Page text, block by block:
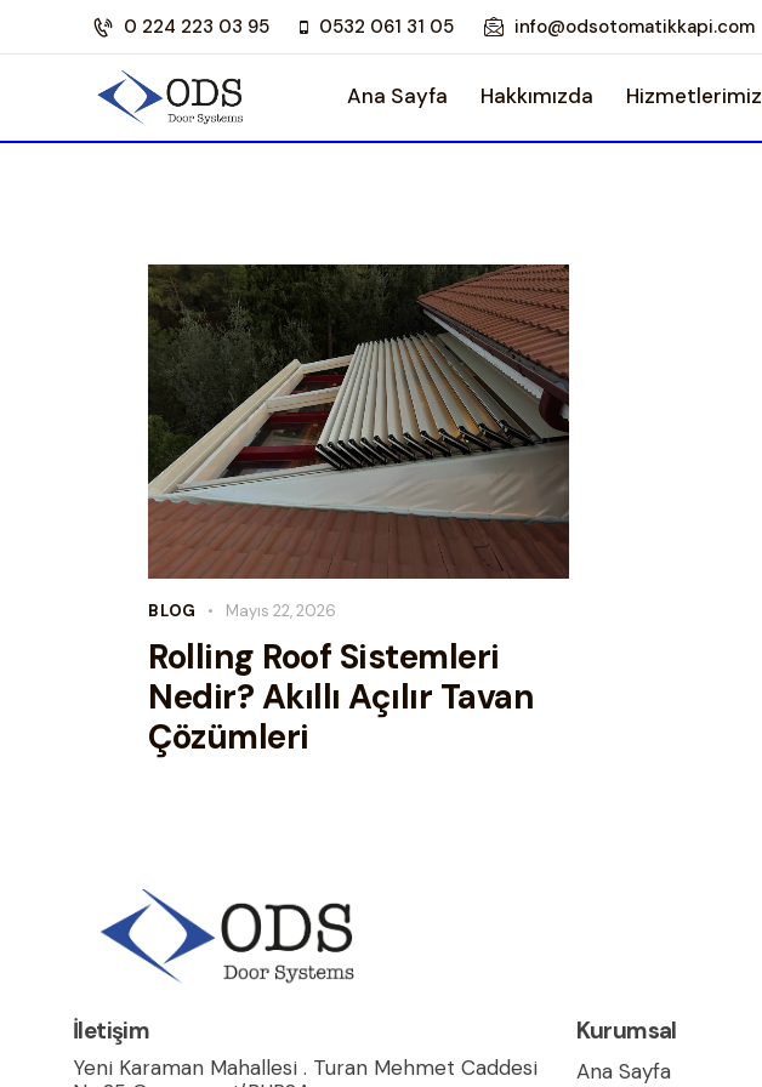
0 224 223 03 95 0532 061 31 05 info@odsotomatikkapi.com
Ana Sayfa Hakkımızda Hizmetlerimiz
BLOG Mayıs 22, 2026
Rolling Roof Sistemleri
Nedir? Akıllı Açılır Tavan
Çözümleri
İletişim
Yeni Karaman Mahallesi . Turan Mehmet Caddesi
Kurumsal
Ana Sayfa